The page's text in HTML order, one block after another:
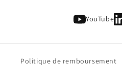
YouTube
Politique de remboursement